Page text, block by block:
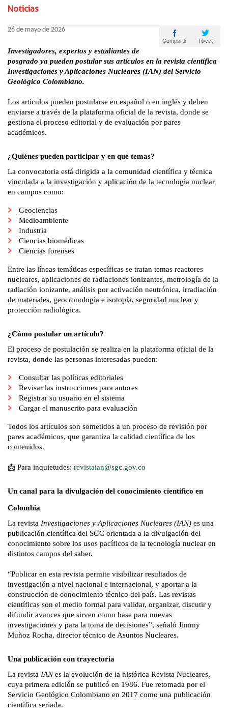
Noticias
26 de mayo de 2026
Tweet
Compartir
Investigadores, expertos y estudiantes de
posgrado ya pueden postular sus artículos en la revista científica
Investigaciones y Aplicaciones Nucleares (IAN) del Servicio
Geológico Colombiano.
Los artículos pueden postularse en español o en inglés y deben
enviarse a través de la plataforma oficial de la revista, donde se
gestiona el proceso editorial y de evaluación por pares
académicos.
¿Quiénes pueden participar y en qué temas?
La convocatoria está dirigida a la comunidad científica y técnica
vinculada a la investigación y aplicación de la tecnología nuclear
en campos como:
Geociencias
Medioambiente
Industria
Ciencias biomédicas
​Ciencias forenses
Entre las líneas temáticas específicas se tratan temas reactores
nucleares, aplicaciones de radiaciones ionizantes, metrología de la
radiación ionizante, análisis por activación neutrónica, irradiación
de materiales, geocronología e isotopía, seguridad nuclear y
protección radiológica.
¿Cómo postular un artículo?
El proceso de postulación se realiza en la plataforma oficial de la
revista, donde las personas interesadas pueden:
Consultar las políticas editoriales
Revisar las instrucciones para autores
Registrar su usuario en el sistema
Cargar el manuscrito para evaluación
Todos los artículos son sometidos a un proceso de revisión por
pares académicos, que garantiza la calidad científica de los
contenidos.
📩 Para inquietudes: revistaian@sgc.gov.co
Un canal para la divulgación del conocimiento científico en
Colombia
La revista Investigaciones y Aplicaciones Nucleares (IAN) es una
publicación científica del SGC orientada a la divulgación del
conocimiento sobre los usos pacíficos de la tecnología nuclear en
distintos campos del saber.
“Publicar en esta revista permite visibilizar resultados de
investigación a nivel nacional e internacional, y aportar a la
construcción de conocimiento técnico del país. Las revistas
científicas son el medio formal para validar, organizar, discutir y
difundir avances que sirven como base para nuevas
investigaciones y para la toma de decisiones”, señaló Jimmy
Muñoz Rocha, director técnico de Asuntos Nucleares.
Una publicación con trayectoria
​La revista IAN es la evolución de la histórica Revista Nucleares,
cuya primera edición se publicó en 1986. Fue retomada por el
Servicio Geológico Colombiano en 2017 como una publicación
científica seriada.